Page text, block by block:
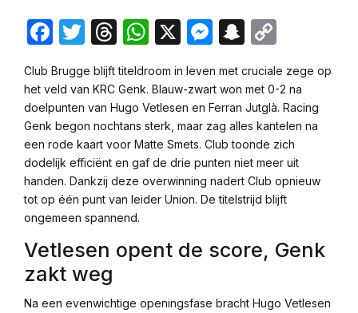
Facebook
Twitter
Threads
WhatsApp
X Messenger
Snapchat
Club Brugge blijft titeldroom in leven met cruciale zege op
het veld van KRC Genk. Blauw-zwart won met 0-2 na
doelpunten van Hugo Vetlesen en Ferran Jutglà. Racing
Genk begon nochtans sterk, maar zag alles kantelen na
een rode kaart voor Matte Smets. Club toonde zich
dodelijk efficiënt en gaf de drie punten niet meer uit
handen. Dankzij deze overwinning nadert Club opnieuw
tot op één punt van leider Union. De titelstrijd blijft
ongemeen spannend.
Vetlesen opent de score, Genk
zakt weg
Na een evenwichtige openingsfase bracht Hugo Vetlesen